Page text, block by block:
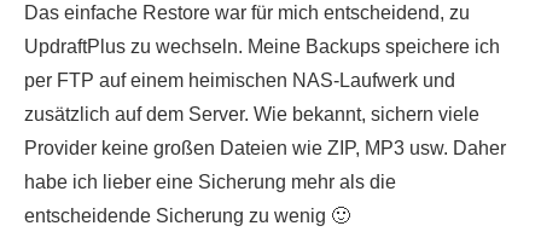
Das einfache Restore war für mich entscheidend, zu
UpdraftPlus zu wechseln. Meine Backups speichere ich
per FTP auf einem heimischen NAS-Laufwerk und
zusätzlich auf dem Server. Wie bekannt, sichern viele
Provider keine großen Dateien wie ZIP, MP3 usw. Daher
habe ich lieber eine Sicherung mehr als die
entscheidende Sicherung zu wenig 🙂